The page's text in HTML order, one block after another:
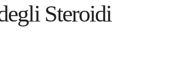
Steroidi